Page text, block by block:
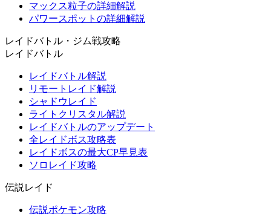
マックス粒子の詳細解説
パワースポットの詳細解説
レイドバトル・ジム戦攻略
レイドバトル
レイドバトル解説
リモートレイド解説
シャドウレイド
ライトクリスタル解説
レイドバトルのアップデート
全レイドボス攻略表
レイドボスの最大CP早見表
ソロレイド攻略
伝説レイド
伝説ポケモン攻略